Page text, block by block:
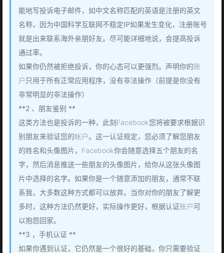
能地写投诉电子邮件，如中文名称匹配的英语是注册的英文
名称，因为中国科学互联网不稳定IP如果发生变化，注册账号
就是出来联系海外亲朋好友。尽可能详细地说，会提高投诉
通过率。
如果你仍然被拒绝投诉，你的心态可以更强烈。声明你的账
户 只用于所有正常应用程序，没有非法操作（前提是你没有
非常明显的非法操作）
**2 、朋友鉴别 **
这类方法也是投诉的一种，此刻Facebook您将被要求根据识
别朋友来验证您的帐户。这一认证规定，您必须了解您朋友
的姓名和头像图片， Facebook你会随意选择五个朋友的名
字，然后消息推送一些朋友的头像图片，给你从这张头像图
片中选择的名字。如果你是一个随意添加的朋友，通常不联
系我，大多数这种方式都可以放弃。当你对你的朋友了解更
多时，这种方法仍然更好，实际操作更好，根据认证账户可
以抱怨回家。
**3 ，手机认证 **
如果你遇到认证，它仍然是一个很好的基础，你只需要验证